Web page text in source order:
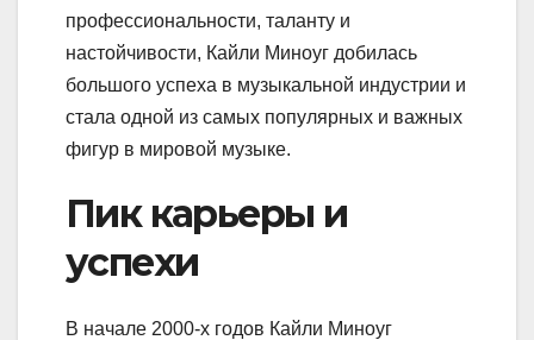
профессиональности, таланту и
настойчивости, Кайли Миноуг добилась
большого успеха в музыкальной индустрии и
стала одной из самых популярных и важных
фигур в мировой музыке.
Пик карьеры и
успехи
В начале 2000-х годов Кайли Миноуг